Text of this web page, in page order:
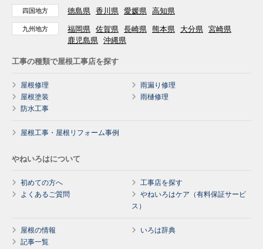
四国地方 徳島県 香川県 愛媛県 高知県
九州地方 福岡県 佐賀県 長崎県 熊本県 大分県 宮崎県
鹿児島県 沖縄県
工事の種類で屋根工事店を探す
屋根修理
雨漏り修理
屋根塗装
雨樋修理
防水工事
屋根工事・屋根リフォーム事例
やねいろはについて
初めての方へ
工事店を探す
よくあるご質問
やねいろはケア（有料保証サービ
ス）
屋根の情報
いろは辞典
記事一覧